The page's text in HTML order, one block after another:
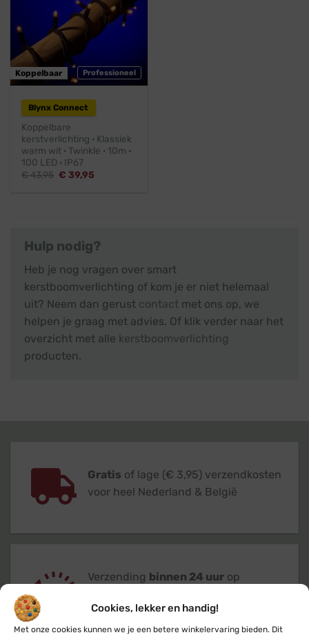
Cookies, lekker en handig!
Met onze cookies kunnen we je een betere winkelervaring bieden. Dit
Professioneel
Koppelbaar
Blynx Connect
Koppelbare
kerstverlichting · Klassiek
warm wit · Twinkle · 10m ·
100 LED · IP67
€43,95 Oorspronkelijke
€ 39,95
Hulp nodig?
Heb je nog vragen over smart
kerstboomverlichting of kom je er niet helemaal
uit? Neem dan gerust contact met ons op, we
helpen je graag met advies. Of klik verder naar het
overzicht met alle kerstboomverlichting
producten.
Gratis of lage (€ 3,95) verzendkosten
voor heel Nederland & België
Verzending binnen 24 uur op